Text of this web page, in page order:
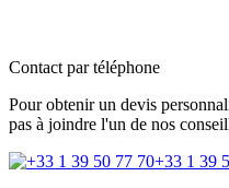
Contact par téléphone
Pour obtenir un devis
pas à joindre l'un de nos
+33 1 39